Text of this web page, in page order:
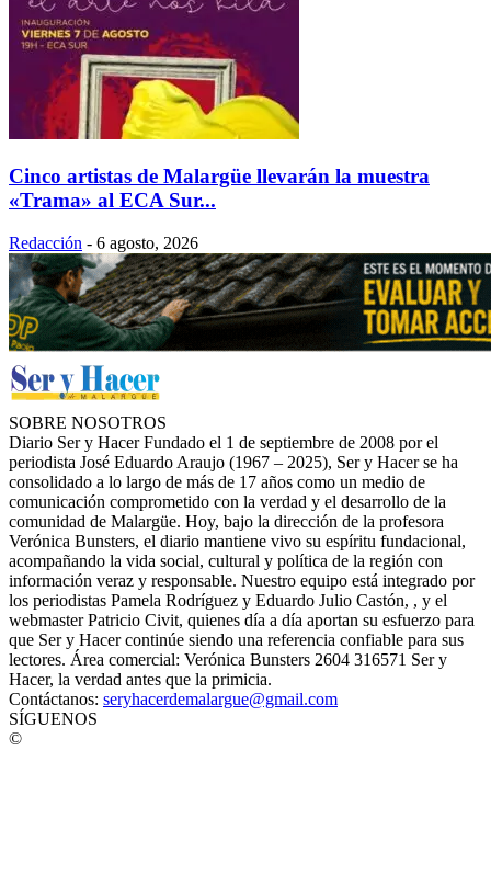
Cinco artistas de Malargüe llevarán la muestra
«Trama» al ECA Sur...
Redacción - 6 agosto, 2026
SOBRE NOSOTROS
Diario Ser y Hacer Fundado el 1 de septiembre de 2008 por el
periodista José Eduardo Araujo (1967 – 2025), Ser y Hacer se ha
consolidado a lo largo de más de 17 años como un medio de
comunicación comprometido con la verdad y el desarrollo de la
comunidad de Malargüe. Hoy, bajo la dirección de la profesora
Verónica Bunsters, el diario mantiene vivo su espíritu fundacional,
acompañando la vida social, cultural y política de la región con
información veraz y responsable. Nuestro equipo está integrado por
los periodistas Pamela Rodríguez y Eduardo Julio Castón, , y el
webmaster Patricio Civit, quienes día a día aportan su esfuerzo para
que Ser y Hacer continúe siendo una referencia confiable para sus
lectores. Área comercial: Verónica Bunsters 2604 316571 Ser y
Hacer, la verdad antes que la primicia.
Contáctanos: seryhacerdemalargue@gmail.com
SÍGUENOS
©